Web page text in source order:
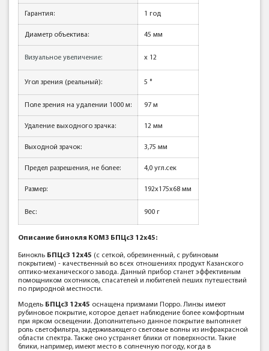
Гарантия: 1 год
Диаметр объектива: 45 мм
Визуальное увеличение: x 12
Угол зрения (реальный): 5 °
Поле зрения на удалении 1000 м: 97 м
Удаление выходного зрачка: 12 мм
Выходной зрачок: 3,75 мм
Предел разрешения, не более: 4,0 угл.сек
Размер: 192х175х68 мм
Вес: 900 г
Описание бинокля КОМЗ БПЦс3 12x45:
Бинокль БПЦс3 12x45 (с сеткой, обрезиненный, с рубиновым
покрытием) - качественный во всех отношениях продукт Казанского
оптико-механического завода. Данный прибор станет эффективным
помощником охотников, спасателей и любителей пеших путешествий
по природной местности.
Модель БПЦс3 12x45 оснащена призмами Порро. Линзы имеют
рубиновое покрытие, которое делает наблюдение более комфортным
при ярком освещении. Дополнительно данное покрытие выполняет
роль светофильтра, задерживающего световые волны из инфракрасной
области спектра. Также оно устраняет блики от поверхности. Такие
блики, например, имеют место в солнечную погоду, когда в